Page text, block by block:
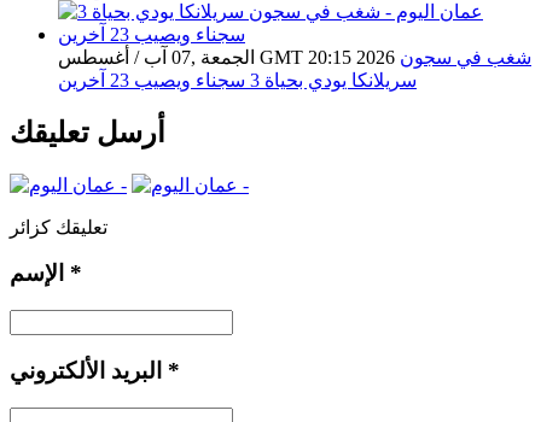
الجمعة ,07 آب / أغسطس GMT 20:15 2026 شغب في سجون
سريلانكا يودي بحياة 3 سجناء ويصيب 23 آخرين
أرسل تعليقك
تعليقك كزائر
*
*